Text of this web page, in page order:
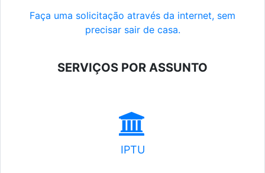
Faça uma solicitação através da internet, sem
precisar sair de casa.
SERVIÇOS POR ASSUNTO
IPTU